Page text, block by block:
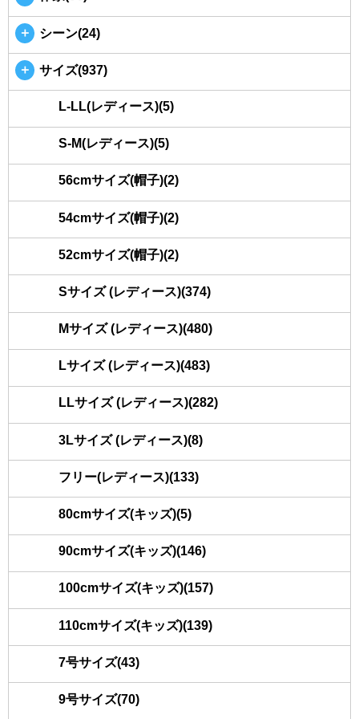
＋ シーン(24)
＋ サイズ(937)
L-LL(レディース)(5)
S-M(レディース)(5)
56cmサイズ(帽子)(2)
54cmサイズ(帽子)(2)
52cmサイズ(帽子)(2)
Sサイズ (レディース)(374)
Mサイズ (レディース)(480)
Lサイズ (レディース)(483)
LLサイズ (レディース)(282)
3Lサイズ (レディース)(8)
フリー(レディース)(133)
80cmサイズ(キッズ)(5)
90cmサイズ(キッズ)(146)
100cmサイズ(キッズ)(157)
110cmサイズ(キッズ)(139)
7号サイズ(43)
9号サイズ(70)